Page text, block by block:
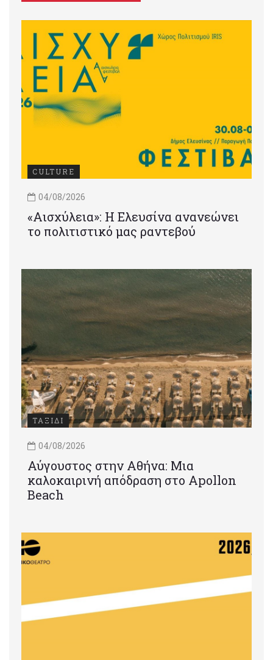
CULTURE
04/08/2026
«Αισχύλεια»: Η Ελευσίνα ανανεώνει
το πολιτιστικό μας ραντεβού
ΤΑΞΙΔΙ
04/08/2026
Αύγουστος στην Αθήνα: Μια
καλοκαιρινή απόδραση στο Apollon
Beach